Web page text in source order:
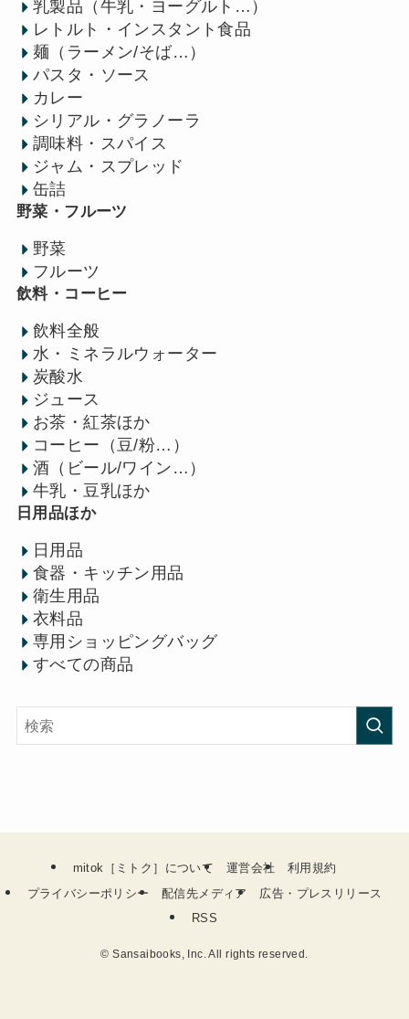
乳製品（牛乳・ヨーグルト…）
レトルト・インスタント食品
麺（ラーメン/そば…）
パスタ・ソース
カレー
シリアル・グラノーラ
調味料・スパイス
ジャム・スプレッド
缶詰
野菜・フルーツ
野菜
フルーツ
飲料・コーヒー
飲料全般
水・ミネラルウォーター
炭酸水
ジュース
お茶・紅茶ほか
コーヒー（豆/粉…）
酒（ビール/ワイン…）
牛乳・豆乳ほか
日用品ほか
日用品
食器・キッチン用品
衛生用品
衣料品
専用ショッピングバッグ
すべての商品
mitok［ミトク］について 運営会社
利用規約
プライバシーポリシー
配信先メディア
広告・プレスリリース
RSS
© Sansaibooks, Inc. All rights reserved.